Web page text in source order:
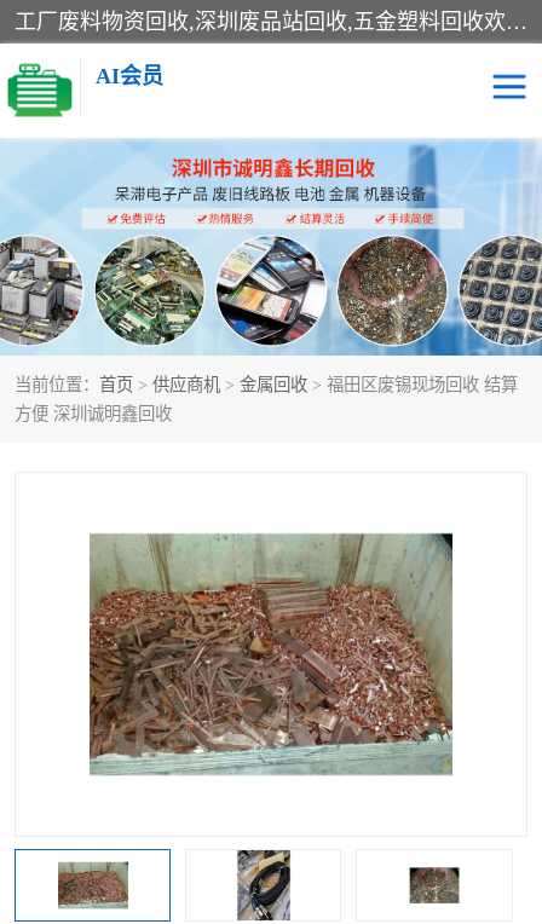
工厂废料物资回收,深圳废品站回收,五金塑料回收欢迎有金属、塑料、电子、电线、废旧设备、废铜、锡渣、线路板、镀银废料、废IC、电子零件、电子脚，等其他废旧物资的单位及个人联系洽谈。对提供息者我们可以提供优厚的业务提成（佣金）。
AI会员
当前位置： 首页 > 供应商机 > 金属回收 > 福田区废锡现场回收 结算
方便 深圳诚明鑫回收
线路板回收 电子回收
电子产品回收 电池回收
金属回收 机器设备回收